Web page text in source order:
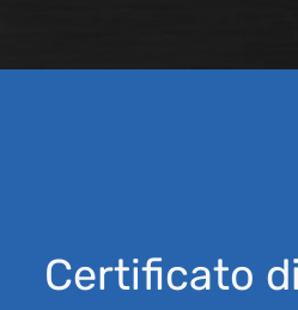
Certificato